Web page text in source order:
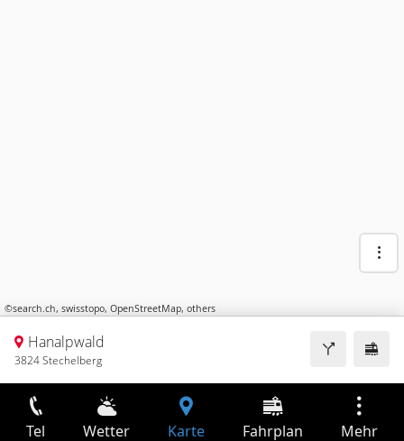
©search.ch, swisstopo, OpenStreetMap, others
Hanalpwald
3824 Stechelberg
Tel Wetter Karte Fahrplan Mehr